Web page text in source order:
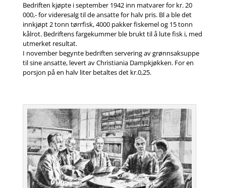
Bedriften kjøpte i september 1942 inn matvarer for kr. 20
000,- for videresalg til de ansatte for halv pris. Bl a ble det
innkjøpt 2 tonn tørrfisk, 4000 pakker fiskemel og 15 tonn
kålrot. Bedriftens fargekummer ble brukt til å lute fisk i, med
utmerket resultat.
I november begynte bedriften servering av grønnsaksuppe
til sine ansatte, levert av Christiania Dampkjøkken. For en
porsjon på en halv liter betaltes det kr.0,25.